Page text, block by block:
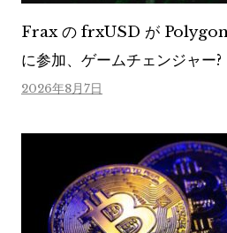
Frax の frxUSD が
に参加、ゲームチェンジャー?
2026年8月7日